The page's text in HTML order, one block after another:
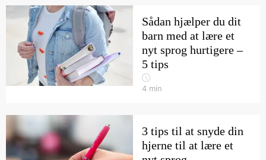
Sådan hjælper du dit
barn med at lære et
nyt sprog hurtigere –
5 tips
4 min
3 tips til at snyde din
hjerne til at lære et